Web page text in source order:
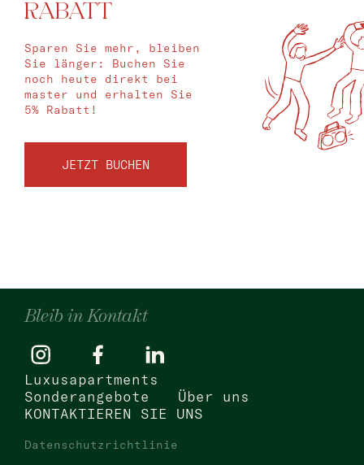
RABATT
Sparen Sie mehr, bleiben
Sie länger: Buchen Sie
noch heute direkt bei
master und erhalten Sie
5% Rabatt!
JETZT BUCHEN
Bleib in Kontakt
Luxusapartments
Sonderangebote
Über uns
KONTAKTIEREN SIE UNS
Datenschutzrichtlinie